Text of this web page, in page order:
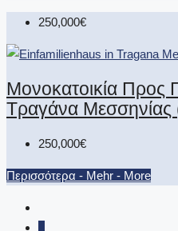
250,000€
Μονοκατοικία Προς
Τραγάνα Μεσσηνίας
250,000€
Περισσότερα - Mehr - More